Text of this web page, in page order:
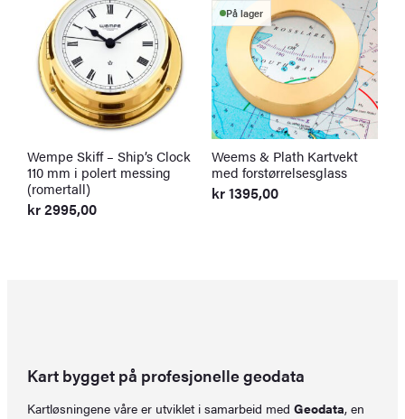
Wempe Skiff – Ship’s Clock
110 mm i polert messing
(romertall)
kr2995,00
På lager
Weems & Plath Kartvekt
med forstørrelsesglass
kr1395,00
Kart bygget på profesjonelle geodata
Kartløsningene våre er utviklet i samarbeid medGeodata, en